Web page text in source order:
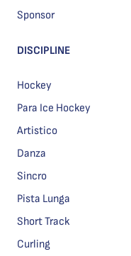
Sponsor
DISCIPLINE
Hockey
Para Ice Hockey
Artistico
Danza
Sincro
Pista Lunga
Short Track
Curling